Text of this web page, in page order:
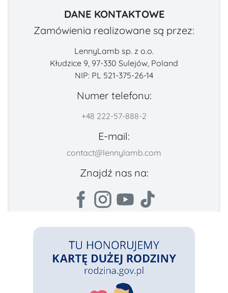
DANE KONTAKTOWE
Zamówienia realizowane są przez:
LennyLamb sp. z o.o.
Kłudzice 9, 97-330 Sulejów, Poland
NIP: PL 521-375-26-14
Numer telefonu:
+48 222-57-888-2
E-mail:
contact@lennylamb.com
Znajdź nas na: